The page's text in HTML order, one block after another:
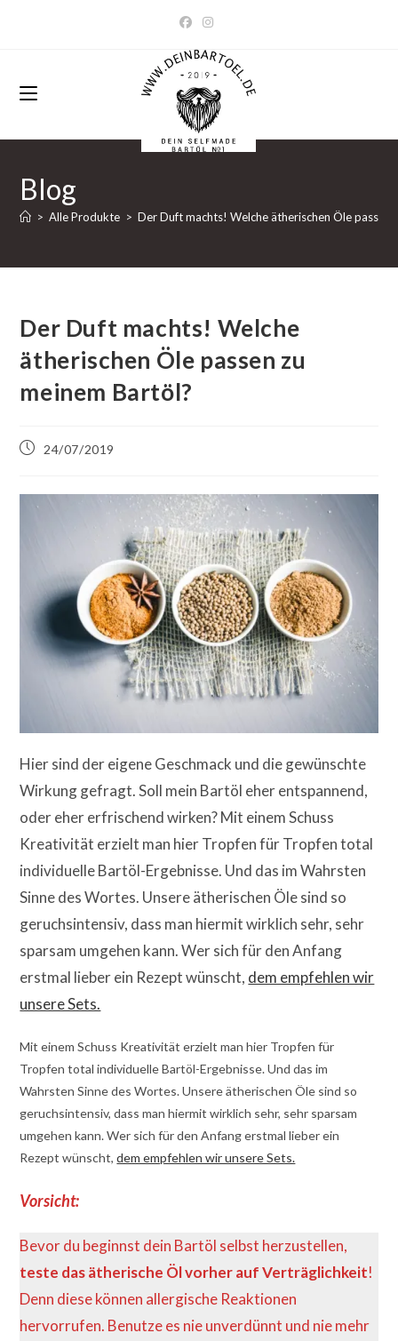
Blog
> Alle Produkte > Der Duft machts! Welche ätherischen Öle passen
Der Duft machts! Welche
ätherischen Öle passen zu
meinem Bartöl?
Beitrag24/07/2019
Hier sind der eigene Geschmack und die gewünschte
Wirkung gefragt. Soll mein Bartöl eher entspannend,
oder eher erfrischend wirken? Mit einem Schuss
Kreativität erzielt man hier Tropfen für Tropfen total
individuelle Bartöl-Ergebnisse. Und das im Wahrsten
Sinne des Wortes. Unsere ätherischen Öle sind so
geruchsintensiv, dass man hiermit wirklich sehr, sehr
sparsam umgehen kann. Wer sich für den Anfang
erstmal lieber ein Rezept wünscht, dem empfehlen wir
unsere Sets.
Mit einem Schuss Kreativität erzielt man hier Tropfen für
Tropfen total individuelle Bartöl-Ergebnisse. Und das im
Wahrsten Sinne des Wortes. Unsere ätherischen Öle sind so
geruchsintensiv, dass man hiermit wirklich sehr, sehr sparsam
umgehen kann. Wer sich für den Anfang erstmal lieber ein
Rezept wünscht,dem empfehlen wir unsere Sets.
Vorsicht:
Bevor du beginnst dein Bartöl selbst herzustellen,
teste das ätherische Öl vorher auf Verträglichkeit!
Denn diese können allergische Reaktionen
hervorrufen. Benutze es nie unverdünnt und nie mehr